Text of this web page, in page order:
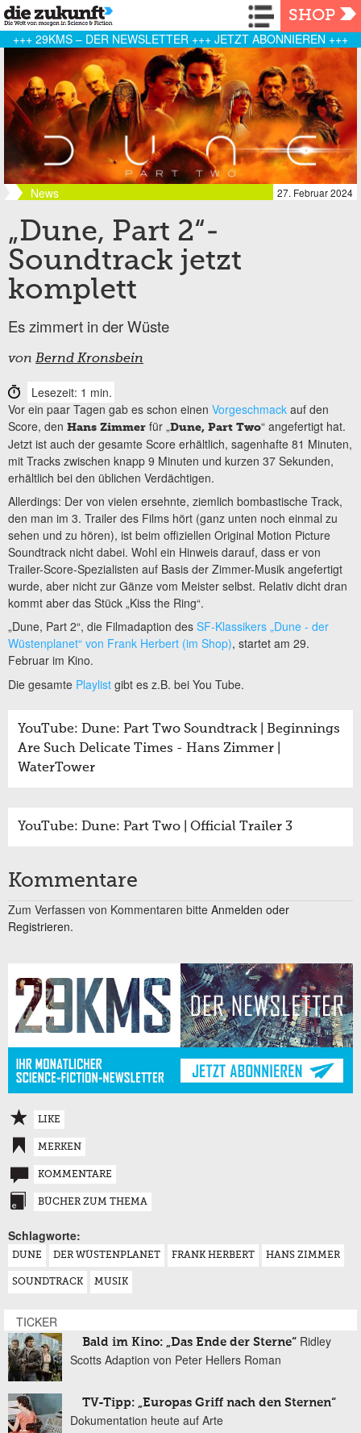
Navigation
SHOP
+++ 29KMS – DER NEWSLETTER +++ JETZT ABONNIEREN +++
News 27. Februar 2024
„Dune, Part 2“-
Soundtrack jetzt
komplett
Es zimmert in der Wüste
von Bernd Kronsbein
Lesezeit: 1 min.
Vor ein paar Tagen gab es schon einen Vorgeschmack auf den
Score, den Hans Zimmer für „Dune, Part Two“ angefertigt hat.
Jetzt ist auch der gesamte Score erhältlich, sagenhafte 81 Minuten,
mit Tracks zwischen knapp 9 Minuten und kurzen 37 Sekunden,
erhältlich bei den üblichen Verdächtigen.
Allerdings: Der von vielen ersehnte, ziemlich bombastische Track,
den man im 3. Trailer des Films hört (ganz unten noch einmal zu
sehen und zu hören), ist beim offiziellen Original Motion Picture
Soundtrack nicht dabei. Wohl ein Hinweis darauf, dass er von
Trailer-Score-Spezialisten auf Basis der Zimmer-Musik angefertigt
wurde, aber nicht zur Gänze vom Meister selbst. Relativ dicht dran
kommt aber das Stück „Kiss the Ring“.
„Dune, Part 2“, die Filmadaption des SF-Klassikers „Dune - der
Wüstenplanet“ von Frank Herbert (im Shop), startet am 29.
Februar im Kino.
Die gesamte Playlist gibt es z.B. bei You Tube.
YouTube: Dune: Part Two Soundtrack | Beginnings
Are Such Delicate Times - Hans Zimmer |
WaterTower
YouTube: Dune: Part Two | Official Trailer 3
Kommentare
Zum Verfassen von Kommentaren bitte Anmelden oder
Registrieren.
LIKE
MERKEN
KOMMENTARE
BÜCHER ZUM THEMA
Schlagworte:
DUNE DER WÜSTENPLANET FRANK HERBERT HANS ZIMMER
SOUNDTRACK MUSIK
TICKER
Bald im Kino: „Das Ende der Sterne“ Ridley
Scotts Adaption von Peter Hellers Roman
TV-Tipp: „Europas Griff nach den Sternen“
Dokumentation heute auf Arte